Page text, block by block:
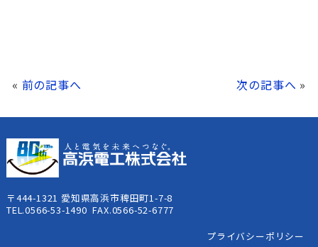
« 前の記事へ 次の記事へ »
〒444-1321 愛知県高浜市稗田町1-7-8
TEL.0566-53-1490 FAX.0566-52-6777
プライバシーポリシー